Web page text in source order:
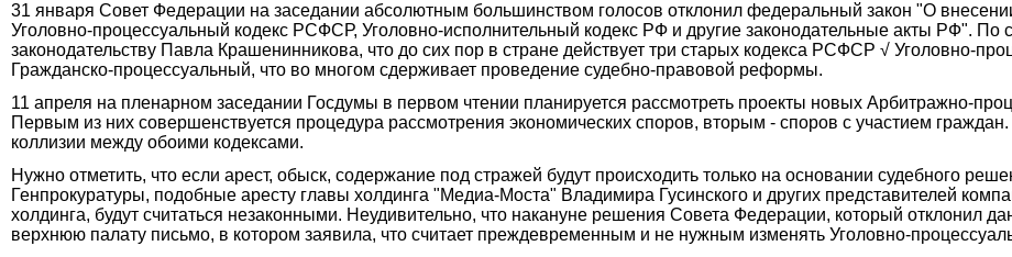
31 января Совет Федерации на заседании абсолютным большинством голосов отклонил федеральный закон "О
Уголовно-процессуальный кодекс РСФСР, Уголовно-исполнительный кодекс РФ и другие законодательные акты РФ". По
законодательству Павла Крашенинникова, что до сих пор в стране действует три старых кодекса РСФСР √ Уголовно-
Гражданско-процессуальный, что во многом сдерживает проведение судебно-правовой реформы.
11 апреля на пленарном заседании Госдумы в первом чтении планируется рассмотреть проекты новых Арбитражно-
Первым из них совершенствуется процедура рассмотрения экономических споров, вторым - споров с участием
коллизии между обоими кодексами.
Нужно отметить, что если арест, обыск, содержание под стражей будут происходить только на основании судебного
Генпрокуратуры, подобные аресту главы холдинга "Медиа-Моста" Владимира Гусинского и других представителей
холдинга, будут считаться незаконными. Неудивительно, что накануне решения Совета Федерации, который отклонил
верхнюю палату письмо, в котором заявила, что считает преждевременным и не нужным изменять Уголовно-